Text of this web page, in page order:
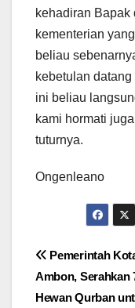
kehadiran Bapak
kementerian
beliau
kebetulan
ini beliau
kami hormati
tuturnya.
Ongenleano
pos
Pemerintah
Ambon, Serahkan
Hewan Qurban